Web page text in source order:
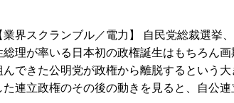
業界スクランブル／電力】 自民党総裁選
総理が率いる日本初の政権誕生はもちろん
んできた公明党が政権から離脱するという
た連立政権のその後の動きを見ると、自公